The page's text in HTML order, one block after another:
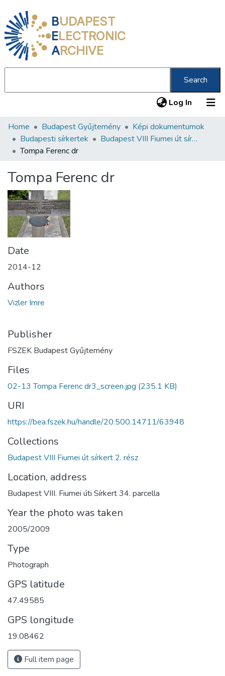
BUDAPEST
ELECTRONIC
ARCHIVE
Search
Log In (current)
Communities & Collections
All of DSpace
About us
Home Budapest Gyűjtemény
Képi dokumentumok
Budapesti sírkertek
Budapest VIII Fiumei út sírkert 2. rész
Tompa Ferenc dr
Tompa Ferenc dr
Date
2014-12
Authors
Vizler Imre
Publisher
FSZEK Budapest Gyűjtemény
Files
02-13 Tompa Ferenc dr3_screen.jpg (235.1 KB)
URI
https://bea.fszek.hu/handle/20.500.14711/63948
Collections
Budapest VIII Fiumei út sírkert 2. rész
Location, address
Budapest VIII. Fiumei úti Sírkert 34. parcella
Year the photo was taken
2005/2009
Type
Photograph
GPS latitude
47.49585
GPS longitude
19.08462
Full item page